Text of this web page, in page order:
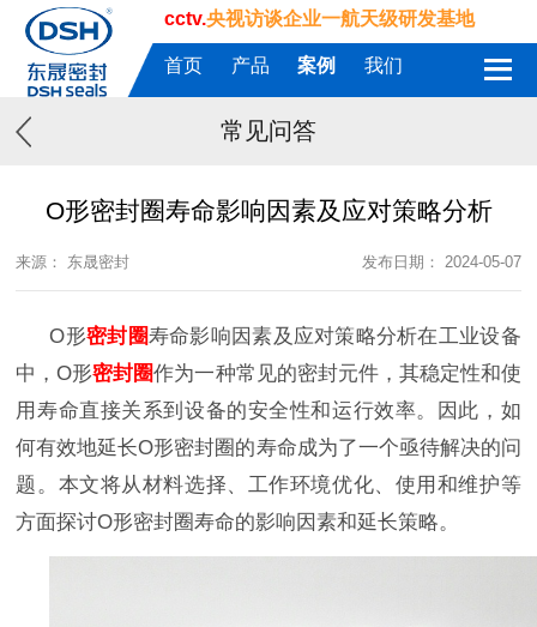
cctv.央视访谈企业一航天级研发基地
首页 产品 案例 我们
常见问答
O形密封圈寿命影响因素及应对策略分析
来源： 东晟密封 发布日期： 2024-05-07
O形密封圈寿命影响因素及应对策略分析在工业设备
中，O形密封圈作为一种常见的密封元件，其稳定性和使
用寿命直接关系到设备的安全性和运行效率。因此，如
何有效地延长O形密封圈的寿命成为了一个亟待解决的问
题。本文将从材料选择、工作环境优化、使用和维护等
方面探讨O形密封圈寿命的影响因素和延长策略。